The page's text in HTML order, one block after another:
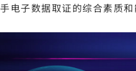
电子数据取证的综合素质和